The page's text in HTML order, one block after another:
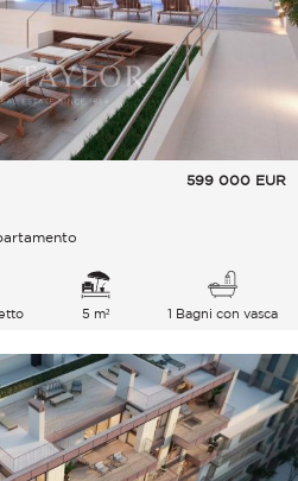
599 000 EUR
5 m² 1 Bagni con vasca